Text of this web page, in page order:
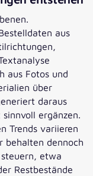
aus
aus Fotos und
über
daraus
ergänzen.
Trends variieren
behalten dennoch
etwa
Restbestände